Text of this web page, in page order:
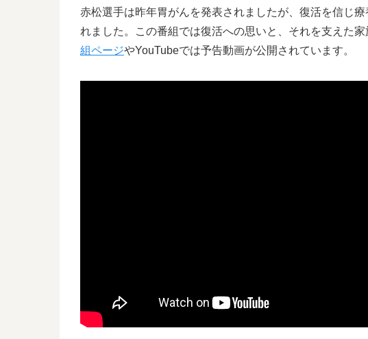
赤松選手は昨年胃がんを発表されましたが、復活を信じ
れました。この番組では復活への思いと、それを支えた家
組ページやYouTubeでは予告動画が公開されています。